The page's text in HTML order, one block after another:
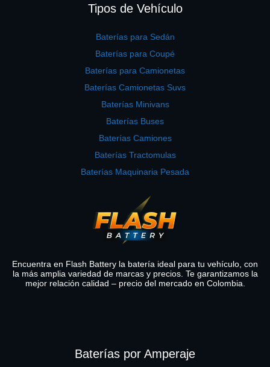
Tipos de Vehículo
Baterías para Sedán
Baterías para Coupé
Baterías para Camionetas
Baterías Camionetas Suvs
Baterías Minivans
Baterías Buses
Baterías Camiones
Baterías Tractomulas
Baterías Maquinaria Pesada
Encuentra en Flash Battery la batería ideal para tu vehículo, con
la más amplia variedad de marcas y precios. Te garantizamos la
mejor relación calidad – precio del mercado en Colombia.
Baterías por Amperaje